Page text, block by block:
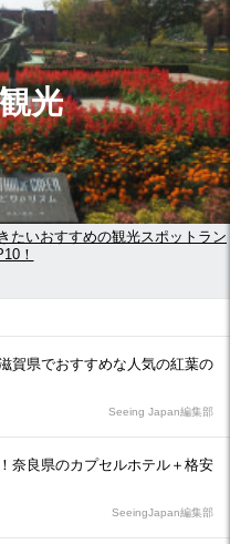
光
たいおすすめの観光スポットラン
！
賀県でおすすめな人気の紅葉の
Seeing Japan編集部
奈良県のカプセルホテル＋格安
SeeingJapan編集部